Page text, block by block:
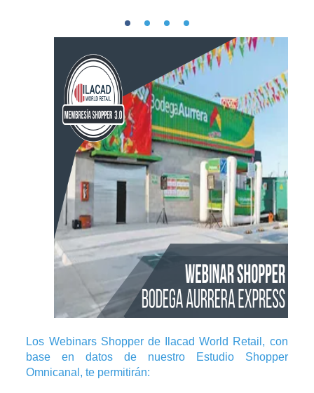
Los Webinars Shopper de Ilacad World Retail, con
base en datos de nuestro Estudio Shopper
Omnicanal, te permitirán: